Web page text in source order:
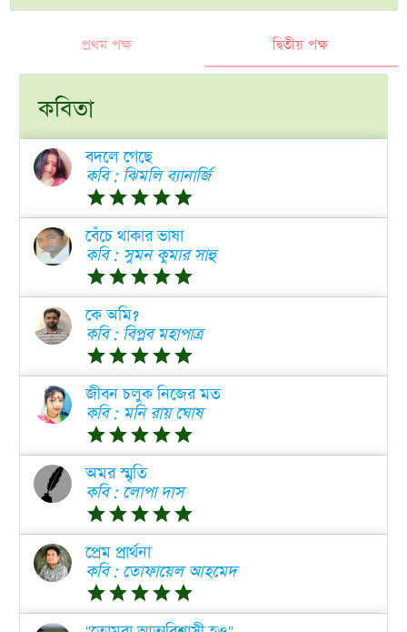
প্রথম পক্ষ দ্বিতীয় পক্ষ
কবিতা
বদলে গেছে
কবি : ঝিমলি ব্যানার্জি
gradegradegradegradegrade
বেঁচে থাকার ভাষা
কবি : সুমন কুমার সাহু
gradegradegradegradegrade
কে অমি?
কবি : বিপ্লব মহাপাত্র
gradegradegradegradegrade
জীবন চলুক নিজের মত
কবি : মনি রায় ঘোষ
gradegradegradegradegrade
অমর স্মৃতি
কবি : লোপা দাস
gradegradegradegradegrade
প্রেম প্রার্থনা
কবি : তোফায়েল আহমেদ
gradegradegradegradegrade